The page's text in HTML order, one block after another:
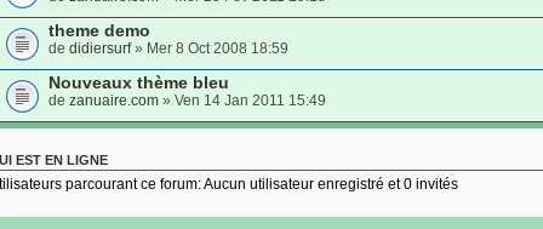
theme demo
de didiersurf» Mer 8 Oct 2008 18:59
Nouveaux thème bleu
de zanuaire.com » Ven 14 Jan 2011 15:49
EST EN LIGNE
parcourant ce forum: Aucun utilisateur enregistré et 0 invités